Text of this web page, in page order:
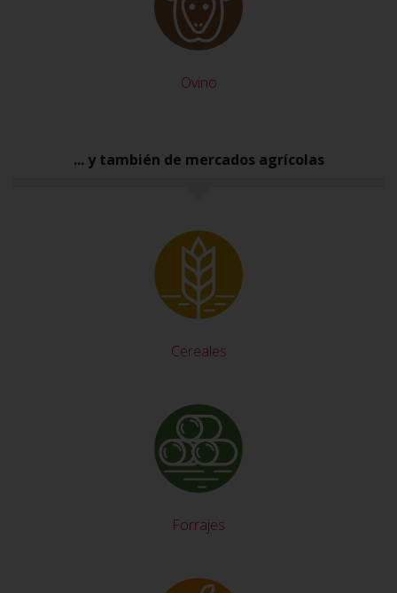
Ovino
... y también de mercados agrícolas
Cereales
Forrajes